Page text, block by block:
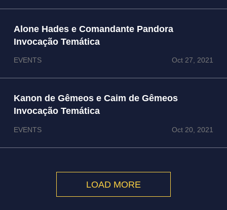
Alone Hades e Comandante Pandora
Invocação Temática
EVENTS Oct 27, 2021
Kanon de Gêmeos e Caim de Gêmeos
Invocação Temática
EVENTS Oct 20, 2021
LOAD MORE